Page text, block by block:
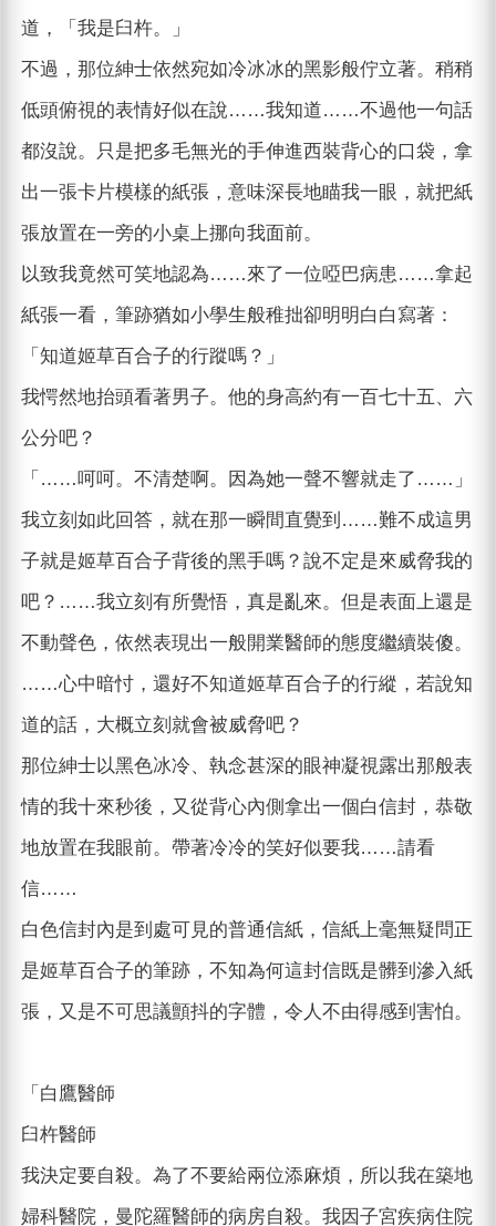
道，「我是臼杵。」
不過，那位紳士依然宛如冷冰冰的黑影般佇立著。稍稍
低頭俯視的表情好似在說……我知道……不過他一句話
都沒說。只是把多毛無光的手伸進西裝背心的口袋，拿
出一張卡片模樣的紙張，意味深長地瞄我一眼，就把紙
張放置在一旁的小桌上挪向我面前。
以致我竟然可笑地認為……來了一位啞巴病患……拿起
紙張一看，筆跡猶如小學生般稚拙卻明明白白寫著：
「知道姬草百合子的行蹤嗎？」
我愕然地抬頭看著男子。他的身高約有一百七十五、六
公分吧？
「……呵呵。不清楚啊。因為她一聲不響就走了……」
我立刻如此回答，就在那一瞬間直覺到……難不成這男
子就是姬草百合子背後的黑手嗎？說不定是來威脅我的
吧？……我立刻有所覺悟，真是亂來。但是表面上還是
不動聲色，依然表現出一般開業醫師的態度繼續裝傻。
……心中暗忖，還好不知道姬草百合子的行縱，若說知
道的話，大概立刻就會被威脅吧？
那位紳士以黑色冰冷、執念甚深的眼神凝視露出那般表
情的我十來秒後，又從背心內側拿出一個白信封，恭敬
地放置在我眼前。帶著冷冷的笑好似要我……請看
信……
白色信封內是到處可見的普通信紙，信紙上毫無疑問正
是姬草百合子的筆跡，不知為何這封信既是髒到滲入紙
張，又是不可思議顫抖的字體，令人不由得感到害怕。
「白鷹醫師
臼杵醫師
我決定要自殺。為了不要給兩位添麻煩，所以我在築地
婦科醫院，曼陀羅醫師的病房自殺。我因子宮疾病住院